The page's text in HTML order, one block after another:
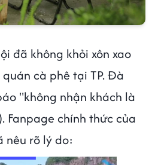
đã không khỏi xôn xao
cà phê tại TP. Đà
"không nhận khách là
Fanpage chính thức của
nêu rõ lý do: